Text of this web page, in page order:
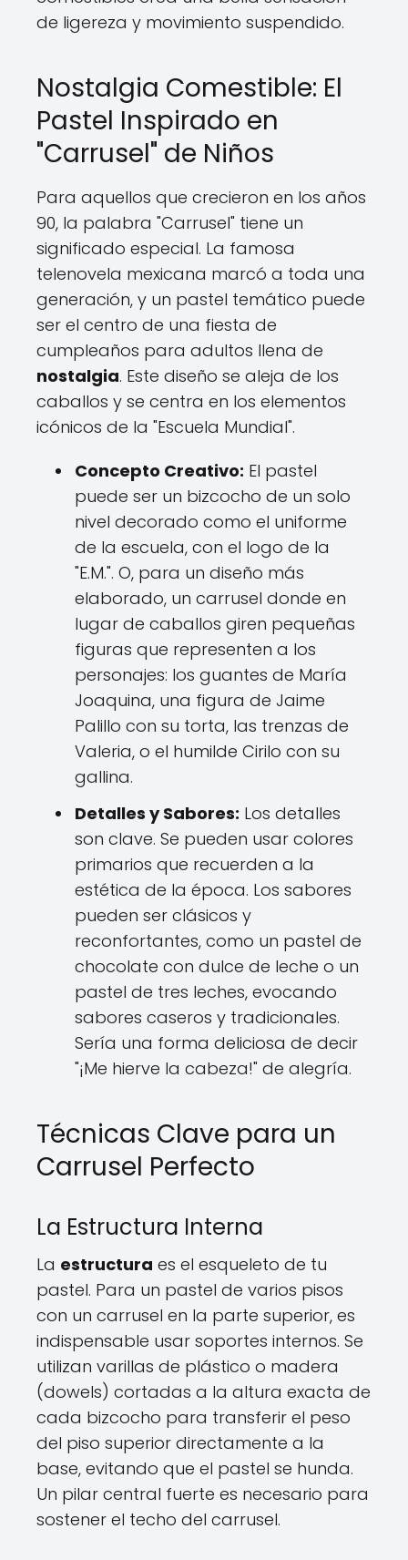
de ligereza y movimiento suspendido.
Nostalgia Comestible: El
Pastel Inspirado en
"Carrusel" de Niños
Para aquellos que crecieron en los años
90, la palabra "Carrusel" tiene un
significado especial. La famosa
telenovela mexicana marcó a toda una
generación, y un pastel temático puede
ser el centro de una fiesta de
cumpleaños para adultos llena de
nostalgia. Este diseño se aleja de los
caballos y se centra en los elementos
icónicos de la "Escuela Mundial".
Concepto Creativo: El pastel
puede ser un bizcocho de un solo
nivel decorado como el uniforme
de la escuela, con el logo de la
"E.M.". O, para un diseño más
elaborado, un carrusel donde en
lugar de caballos giren pequeñas
figuras que representen a los
personajes: los guantes de María
Joaquina, una figura de Jaime
Palillo con su torta, las trenzas de
Valeria, o el humilde Cirilo con su
gallina.
Detalles y Sabores: Los detalles
son clave. Se pueden usar colores
primarios que recuerden a la
estética de la época. Los sabores
pueden ser clásicos y
reconfortantes, como un pastel de
chocolate con dulce de leche o un
pastel de tres leches, evocando
sabores caseros y tradicionales.
Sería una forma deliciosa de decir
"¡Me hierve la cabeza!" de alegría.
Técnicas Clave para un
Carrusel Perfecto
La Estructura Interna
La estructura es el esqueleto de tu
pastel. Para un pastel de varios pisos
con un carrusel en la parte superior, es
indispensable usar soportes internos. Se
utilizan varillas de plástico o madera
(dowels) cortadas a la altura exacta de
cada bizcocho para transferir el peso
del piso superior directamente a la
base, evitando que el pastel se hunda.
Un pilar central fuerte es necesario para
sostener el techo del carrusel.